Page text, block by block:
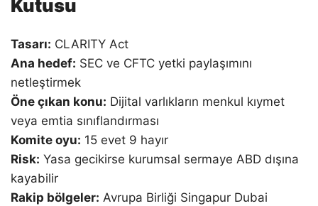
Kutusu
Tasarı: CLARITY Act
Ana hedef: SEC ve CFTC yetki paylaşımını
netleştirmek
Öne çıkan konu: Dijital varlıkların menkul kıymet
veya emtia sınıflandırması
Komite oyu: 15 evet 9 hayır
Risk: Yasa gecikirse kurumsal sermaye ABD dışına
kayabilir
Rakip bölgeler: Avrupa Birliği Singapur Dubai